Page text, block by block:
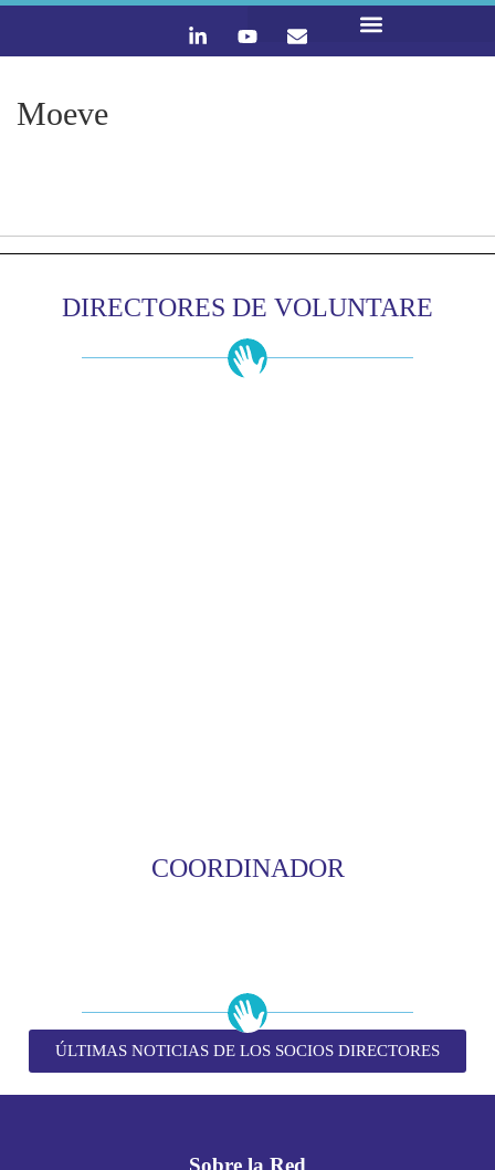
Moeve
DIRECTORES DE VOLUNTARE
COORDINADOR
ÚLTIMAS NOTICIAS DE LOS SOCIOS DIRECTORES
Sobre la Red